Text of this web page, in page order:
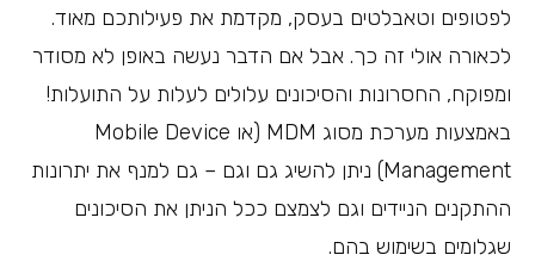
לפטופים וטאבלטים בעסק, מקדמת את פעילותכם מאוד.
לכאורה אולי זה כך. אבל אם הדבר נעשה באופן לא מסודר
ומפוקח, החסרונות והסיכונים עלולים לעלות על התועלות!
באמצעות מערכת מסוג MDM (או Mobile Device
Management) ניתן להשיג גם וגם – גם למנף את יתרונות
ההתקנים הניידים וגם לצמצם ככל הניתן את הסיכונים
שגלומים בשימוש בהם.